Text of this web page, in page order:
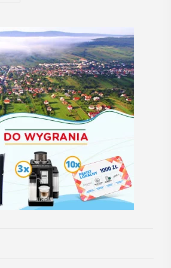
14
CZERWIEC
Cały dzień
„Oddaj krew-
Uratuj życie”
W niedzielę 14 czerwca na plaży
trawiastej na myślenickim Zarabiu
odbędzie się druga edycja wydarzenia
"Oddaj krew-Uratuj życie" łączące akcję